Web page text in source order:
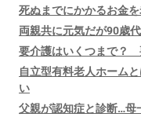
死ぬまでにかかるお金
両親共に元気だが90歳
要介護はいくつまで？
自立型有料老人ホーム
い
父親が認知症と診断…母